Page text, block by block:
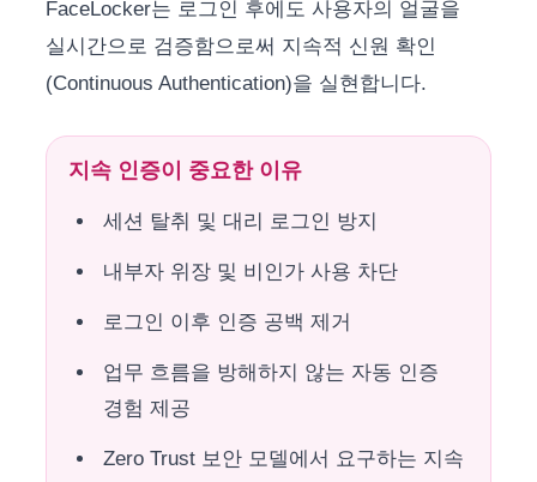
FaceLocker는 로그인 후에도 사용자의 얼굴을
실시간으로 검증함으로써 지속적 신원 확인
(Continuous Authentication)을 실현합니다.
지속 인증이 중요한 이유
세션 탈취 및 대리 로그인 방지
내부자 위장 및 비인가 사용 차단
로그인 이후 인증 공백 제거
업무 흐름을 방해하지 않는 자동 인증
경험 제공
Zero Trust 보안 모델에서 요구하는 지속